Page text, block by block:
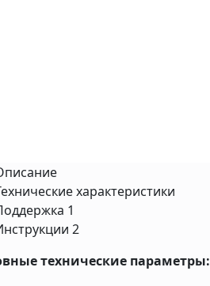
характеристики
1
2
технические параметры: